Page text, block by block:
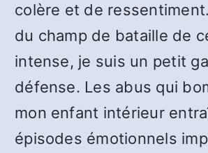
colère et de
du champ de bataille de
intense, je suis un petit
défense. Les abus qui
mon enfant intérieur
épisodes émotionnels